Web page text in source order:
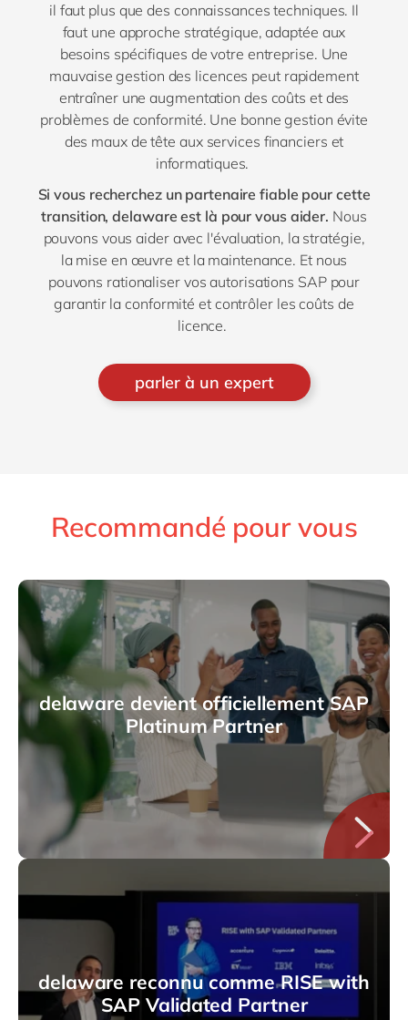
il faut plus que des connaissances techniques. Il
faut une approche stratégique, adaptée aux
besoins spécifiques de votre entreprise. Une
mauvaise gestion des licences peut rapidement
entraîner une augmentation des coûts et des
problèmes de conformité. Une bonne gestion évite
des maux de tête aux services financiers et
informatiques.
Si vous recherchez un partenaire fiable pour cette
transition, delaware est là pour vous aider. Nous
pouvons vous aider avec l'évaluation, la stratégie,
la mise en œuvre et la maintenance. Et nous
pouvons rationaliser vos autorisations SAP pour
garantir la conformité et contrôler les coûts de
licence.
parler à un expert
Recommandé pour vous
delaware devient officiellement SAP
Platinum Partner
delaware reconnu comme RISE with
SAP Validated Partner